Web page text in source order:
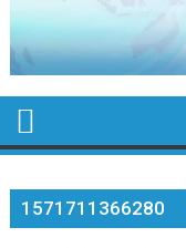
1571711366280